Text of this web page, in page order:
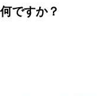
ですか？